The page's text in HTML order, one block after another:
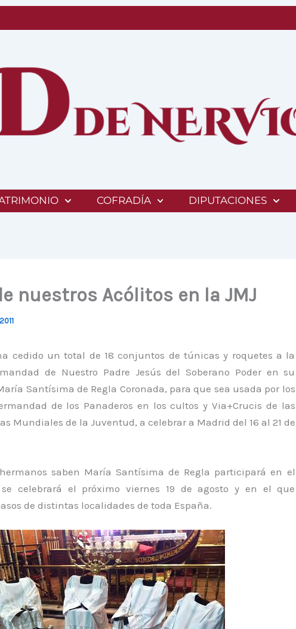
COFRADÍA DIPUTACIONES
nuestros Acólitos en la JMJ
cedido un total de 18 conjuntos de túnicas y roquetes a la
de Nuestro Padre Jesús del Soberano Poder en su
Santísima de Regla Coronada, para que sea usada por los
de los Panaderos en los cultos y Via+Crucis de las
Mundiales de la Juventud, a celebrar a Madrid del 16 al 21 de
saben María Santísima de Regla participará en el
se celebrará el próximo viernes 19 de agosto y en el que
de distintas localidades de toda España.